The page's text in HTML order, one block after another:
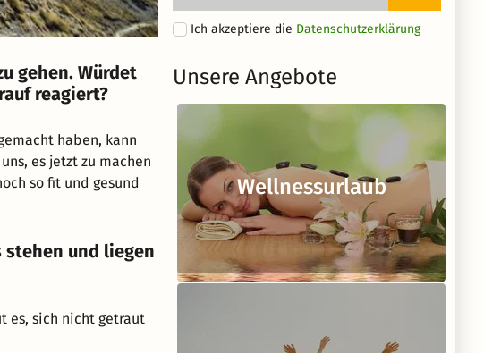
gehen. Würdet
reagiert?
haben, kann
es jetzt zu machen
so fit und gesund
stehen und liegen
es, sich nicht getraut
Ich akzeptiere die Datenschutzerklärung
Unsere Angebote
Wellnessurlaub